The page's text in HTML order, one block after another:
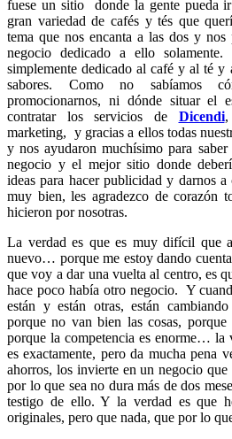
fuese un sitio donde la gente pueda
gran variedad de cafés y tés que
tema que nos encanta a las dos y
negocio dedicado a ello
simplemente dedicado al café y al té y
sabores. Como no sabíamos
promocionarnos, ni dónde situar el
contratar los servicios de Dicendi,
marketing, y gracias a ellos todas
y nos ayudaron muchísimo para
negocio y el mejor sitio donde
ideas para hacer publicidad y darnos
muy bien, les agradezco de corazón
hicieron por nosotras.
La verdad es que es muy difícil que
nuevo… porque me estoy dando
que voy a dar una vuelta al centro, es
hace poco había otro negocio. Y
están y están otras, están
porque no van bien las cosas,
porque la competencia es enorme… la
es exactamente, pero da mucha pena
ahorros, los invierte en un negocio
por lo que sea no dura más de dos
testigo de ello. Y la verdad es que
originales, pero que nada, que por lo